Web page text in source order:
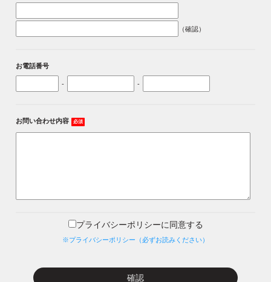
（確認）
お電話番号
- -
お問い合わせ内容 必須
プライバシーポリシーに同意する
※プライバシーポリシー（必ずお読みください）